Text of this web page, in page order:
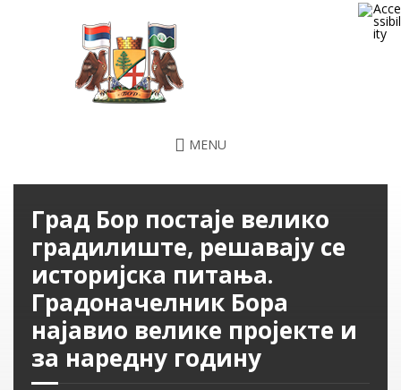
MENU
Град Бор постаје велико
градилиште, решавају се
историјска питања.
Градоначелник Бора
најавио велике пројекте и
за наредну годину